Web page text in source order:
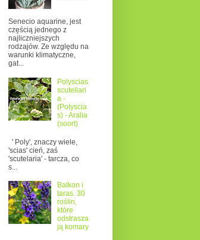
Senecio aquarine, jest
częścią jednego z
najliczniejszych
rodzajów. Ze względu na
warunki klimatyczne,
gat...
Polyscias
scutellari
a -
(Polyscia
s) - Aralia
(soort)
' Poly', znaczy wiele,
'scias' cień, zaś
'scutelaria' - tarcza, co
s...
Balkon i
taras. 30
roślin,
które
odstrasza
ją komary